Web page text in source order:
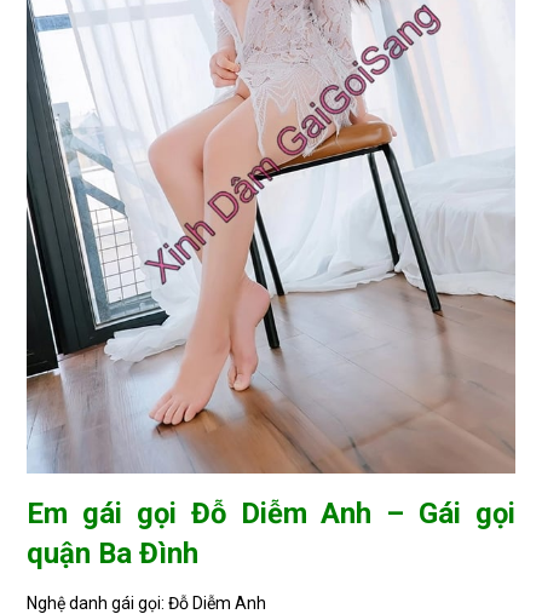
Em gái gọi Đỗ Diễm Anh – Gái gọi
quận Ba Đình
Nghệ danh gái gọi: Đỗ Diễm Anh